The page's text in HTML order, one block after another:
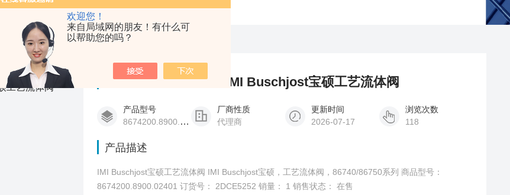
欢迎您！
来自局域网的朋友！有什么可
以帮助您的吗？
8674200.8900.02401IMI Buschjost宝硕工艺流体阀
产品型号
8674200.8900.02401
厂商性质
代理商
更新时间
2026-07-17
浏览次数
118
产品描述
IMI Buschjost宝硕工艺流体阀 IMI Buschjost宝硕，工艺流体阀，86740/86750系列 商品型号：
8674200.8900.02401 订货号： 2DCE5252 销量： 1 销售状态： 在售